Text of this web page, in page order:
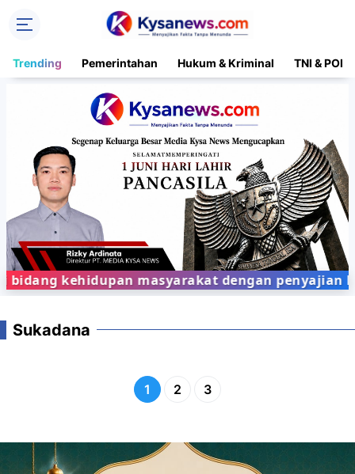
Trending Pemerintahan Hukum & Kriminal TNI &
kehidupan masyarakat dengan penyajian
Sukadana
1 2 3